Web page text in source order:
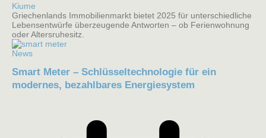
Kiume
Griechenlands Immobilienmarkt bietet 2025 für unterschiedliche
Lebensentwürfe überzeugende Antworten – ob Ferienwohnung
oder Altersruhesitz.
News
Smart Meter – Schlüsseltechnologie für ein
modernes, bezahlbares Energiesystem